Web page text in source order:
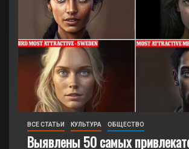
ВСЕ СТАТЬИ КУЛЬТУРА ОБЩЕСТВО
Выявлены 50 самых